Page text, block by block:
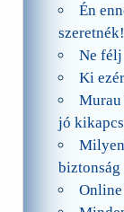
Én
szeretnék!
Ne
Ki
Murau
jó
biztonság